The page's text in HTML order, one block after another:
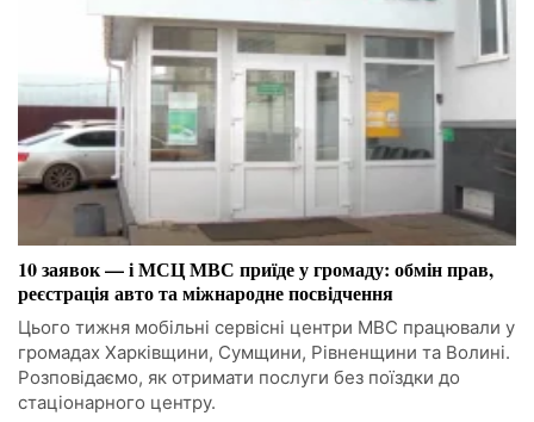
10 заявок — і МСЦ МВС приїде у громаду: обмін прав,
реєстрація авто та міжнародне посвідчення
Цього тижня мобільні сервісні центри МВС працювали у
громадах Харківщини, Сумщини, Рівненщини та Волині.
Розповідаємо, як отримати послуги без поїздки до
стаціонарного центру.